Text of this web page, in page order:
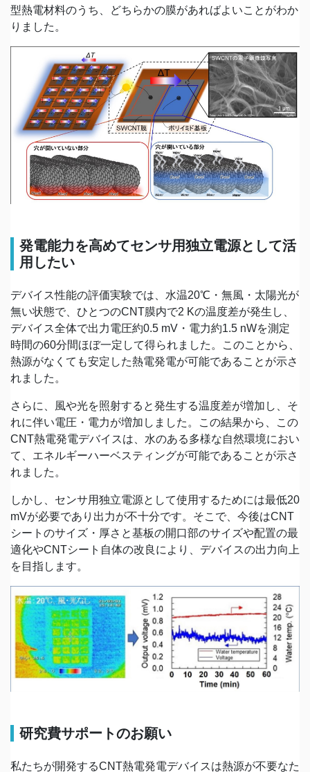
型熱電材料のうち、どちらかの膜があればよいことがわか
りました。
発電能力を高めてセンサ用独立電源として活
用したい
デバイス性能の評価実験では、水温20℃・無風・太陽光が
無い状態で、ひとつのCNT膜内で2 Kの温度差が発生し、
デバイス全体で出力電圧約0.5 mV・電力約1.5 nWを測定
時間の60分間ほぼ一定して得られました。このことから、
熱源がなくても安定した熱電発電が可能であることが示さ
れました。
さらに、風や光を照射すると発生する温度差が増加し、そ
れに伴い電圧・電力が増加しました。この結果から、この
CNT熱電発電デバイスは、水のある多様な自然環境におい
て、エネルギーハーベスティングが可能であることが示さ
れました。
しかし、センサ用独立電源として使用するためには最低20
mVが必要であり出力が不十分です。そこで、今後はCNT
シートのサイズ・厚さと基板の開口部のサイズや配置の最
適化やCNTシート自体の改良により、デバイスの出力向上
を目指します。
研究費サポートのお願い
私たちが開発するCNT熱電発電デバイスは熱源が不要なた